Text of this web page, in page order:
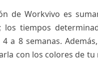
de Workvivo es
los tiempos
a 8 semanas.
con los colores de tu